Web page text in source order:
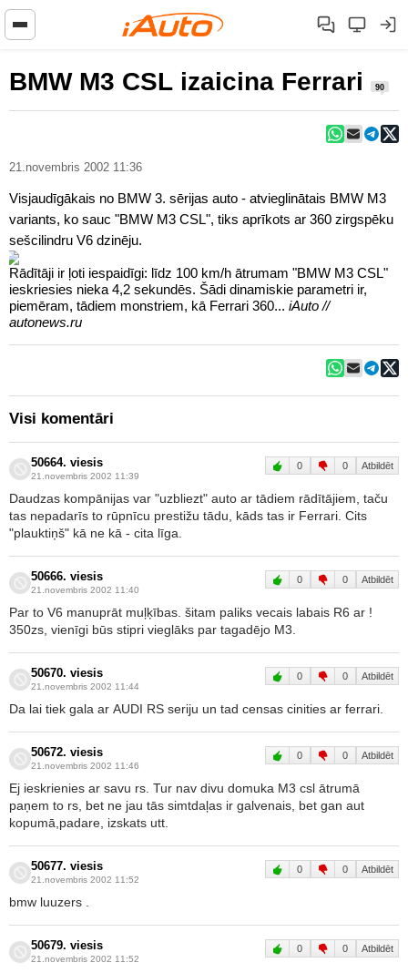
BMW M3 CSL izaicina Ferrari 90
21.novembris 2002 11:36
Visjaudīgākais no BMW 3. sērijas auto - atvieglinātais BMW M3
variants, ko sauc "BMW M3 CSL", tiks aprīkots ar 360 zirgspēku
sešcilindru V6 dzinēju.
Rādītāji ir ļoti iespaidīgi: līdz 100 km/h ātrumam "BMW M3 CSL"
ieskriesies nieka 4,2 sekundēs. Šādi dinamiskie parametri ir,
piemēram, tādiem monstriem, kā Ferrari 360... iAuto //
autonews.ru
Visi komentāri
50664. viesis
21.novembris 2002 11:39
0 0 Atbildēt
Daudzas kompānijas var "uzbliezt" auto ar tādiem rādītājiem, taču
tas nepadarīs to rūpnīcu prestižu tādu, kāds tas ir Ferrari. Cits
"plauktiņš" kā ne kā - cita līga.
50666. viesis
21.novembris 2002 11:40
0 0 Atbildēt
Par to V6 manuprāt muļķības. šitam paliks vecais labais R6 ar !
350zs, vienīgi būs stipri vieglāks par tagadējo M3.
50670. viesis
21.novembris 2002 11:44
0 0 Atbildēt
Da lai tiek gala ar AUDI RS seriju un tad censas cinities ar ferrari.
50672. viesis
21.novembris 2002 11:46
0 0 Atbildēt
Ej ieskrienies ar savu rs. Tur nav divu domuka M3 csl ātrumā
paņem to rs, bet ne jau tās simtdaļas ir galvenais, bet gan aut
kopumā,padare, izskats utt.
50677. viesis
21.novembris 2002 11:52
0 0 Atbildēt
bmw luuzers .
50679. viesis
21.novembris 2002 11:52
0 0 Atbildēt